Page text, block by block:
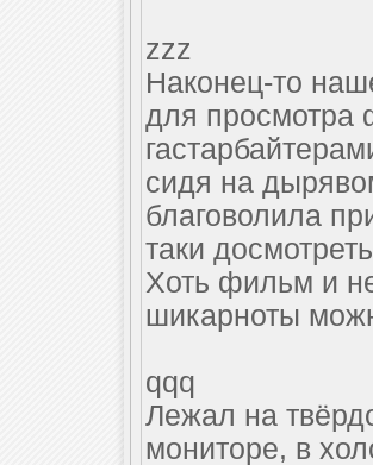
zzz
Наконец-то
для просмотра
сидя на
благоволила
таки
Хоть фильм и
шикарноты
qqq
Лежал на
мониторе, в